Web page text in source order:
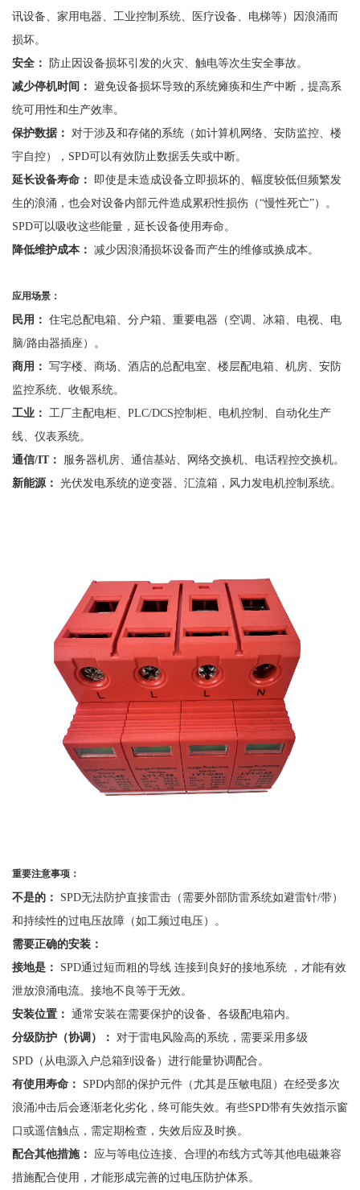
讯设备、家用电器、工业控制系统、医疗设备、电梯等）因浪涌而
损坏。
安全：
防止因设备损坏引发的火灾、触电等次生安全事故。
减少停机时间： 避免设备损坏导致的系统瘫痪和生产中断，提高系
统可用性和生产效率。
保护数据：
对于涉及和存储的系统（如计算机网络、安防监控、楼
宇自控）， SPD可以有效防止数据丢失或中断。
延长设备寿命：
即使是未造成设备立即损坏的、幅度较低但频繁发
生的浪涌，也会对设备内部元件造成累积性损伤（“慢性死亡”）。
SPD可以吸收这些能量，延长设备使用寿命。
降低维护成本： 减少因浪涌损坏设备而产生的维修或换成本。
应用场景：
民用： 住宅总配电箱、分户箱、重要电器（空调、冰箱、电视、电
脑/路由器插座）。
商用： 写字楼、商场、酒店的总配电室、楼层配电箱、机房、安防
监控系统、 收银系统。
工业：
工厂主配电柜、 PLC/DCS控制柜、电机控制、自动化生产
线、仪表系统。
通信/IT：
服务器机房、通信基站、网络交换机、电话程控交换机。
新能源： 光伏发电系统的逆变器、汇流箱，风力发电机控制系统。
重要注意事项：
不是的：
SPD无法防护直接雷击（需要外部防雷系统如避雷针/带）
和持续性的过电压故障（如工频过电压）。
需要正确的安装：
接地是：
SPD通过短而粗的导线 连接到良好的接地系统 ，才能有效
泄放浪涌电流。接地不良等于无效。
安装位置： 通常安装在需要保护的设备、各级配电箱内。
分级防护（协调）：
对于雷电风险高的系统，需要采用多级
SPD（从电源入户总箱到设备）进行能量协调配合。
有使用寿命：
SPD内部的保护元件（尤其是压敏电阻）在经受多次
浪涌冲击后会逐渐老化劣化，终可能失效。有些SPD带有失效指示窗
口或遥信触点，需定期检查，失效后应及时换。
配合其他措施：
应与等电位连接、合理的布线方式等其他电磁兼容
措施配合使用，才能形成完善的过电压防护体系。